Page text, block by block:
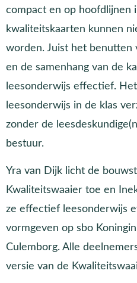
compact en op hoofdlijnen
kwaliteitskaarten kunnen
worden. Juist het benutten
en de samenhang van de
leesonderwijs effectief.
leesonderwijs in de klas
zonder de
bestuur.
Yra van Dijk licht de
Kwaliteitswaaier toe en
ze effectief leesonderwijs
vormgeven op sbo
Culemborg. Alle
versie van de